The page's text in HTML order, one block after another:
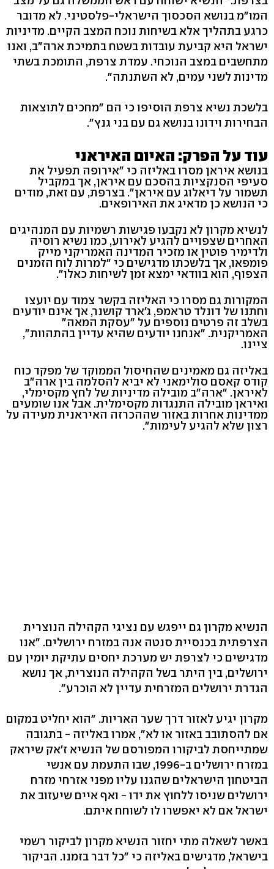
המו"מ בנושא הסכסוך הישראלי-פלסטיני. לא מדובר
כרגע בתהליך אלא בשיחות נוכח המצב הקיים. מדיניות
ישראל היא קביעת עובדות בשטח בתמיכת ארה"ב, ואנו
מתחשבים במצב הנוכחי. עמדת צרפת, התומכת בשתי
מדינות לשני עמים, לא השתנתה".
בלשכת נשיא צרפת הוסיפו כי הם "מחכים לתוצאות
הבחירות וידונו בנושא גם עם בני גנץ".
עוד על הפרק: האיום האיראני
בנושא איראן מסרו באליזה כי "אירופה תפעיל את
סעיפי הסנקציות בהסכם עם איראן, אך במקביל
תשמור על דיאלוג עם איראן". בצרפת, עם זאת, מודים
כי הנושא כן מדאיג את האירופאים.
לנשיא מקרון לא נקבעו פגישות רשמיות עם המנהיגים
האחרים שצפויים להגיע לאירוע, כמו נשיא רוסיה
ולדימיר פוטין או מזכיר המדינה האמריקני מייק
פומפאו, אך בלשכתו מדגישים כי "למרות לוח הזמנים
הצפוף, הוא בוודאי ימצא זמן לשיחות כאלו".
המקורות גם מסרו כי האליזה בקשר צמוד עם יועצו
וחתנו של דונלד טראמפ, ג'ארד קושנר, אך אינם יודעים
בשלב זה פרטים נוספים על "עסקת המאה"
האמריקנית. "אנחנו יודעים שהיא עדיין בהתהוות",
ציינו.
באליזה גם מאמינים שהחיסול הממוקד של מפקד כוח
קודס קאסם סולימאני לא יביא להסלמה בין ארה"ב
לאיראן. "ארה"ב מובילה מדיניות של לחץ מקסימלי,
ואיראן מובילה התנגדות מקסימלית. אבל אנו שומעים
ממדינות אחרות באזור שההכרזה האיראנית מעידה על
רצון שלא להגיע לעימות".
הנשיא מקרון גם ייפגש עם נציגי הקהילה הנוצרית
הצרפתית בכנסיית סנטה אנה במזרח ירושלים. "אנו
מדגישים כי לצרפת יש מערכת יחסים עתיקת יומין עם
ירושלים, בין היתר בשל הקהילה הנוצרית, אך נושא
הגדרת ירושלים המזרחית עדיין לא הוכרע".
מקרון יגיע לאזור דרך שער האריות. "הוא יחליט במקום
אם להסתובב באזור או לא", אמרו באליזה - בתגובה
שמתייחסת לביקורו המפורסם של הנשיא ז'אק שיראק
במזרח ירושלים ב-1996, שבו התעמת עם אנשי
הביטחון הישראלים שהגנו עליו מפני אזרחי מזרח
ירושלים שניסו ללחוץ את ידו - ואף איים שיעזוב את
ישראל אם לא יאפשרו לו לשוחח איתם.
באשר לשאלה מתי יחזור הנשיא מקרון לביקור רשמי
בישראל, מדגישים באליזה כי "כל דבר בזמנו. הביקור